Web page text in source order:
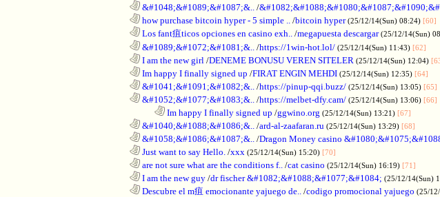
&#1048;&#1089;&#1087;&.. /
how purchase bitcoin hyper - 5 simple .. /bitcoin hyper (25/12/14(Sun) 08:24) [60]
Los fant疽ticos opciones en casino exh.. /megapuesta descargar (25/12/14(Sun)
&#1089;&#1072;&#1081;&.. /https://1win-hot.lol/ (25/12/14(Sun) 11:43) [62]
I am the new girl /DENEME BONUSU VEREN SITELER (25/12/14(Sun) 12:04)
Im happy I finally signed up /FIRAT ENGIN MEHDI (25/12/14(Sun) 12:35) [64]
&#1041;&#1091;&#1082;&.. /https://pinup-qqi.buzz/ (25/12/14(Sun) 13:05) [65]
&#1052;&#1077;&#1083;&.. /https://melbet-dfy.cam/ (25/12/14(Sun) 13:06) [66]
Im happy I finally signed up /ggwino.org (25/12/14(Sun) 13:21) [67]
&#1040;&#1088;&#1086;&.. /ard-al-zaafaran.ru (25/12/14(Sun) 13:29) [68]
&#1058;&#1086;&#1087;&.. /Dragon Money casino
Just want to say Hello. /xxx (25/12/14(Sun) 15:20) [70]
are not sure what are the conditions f.. /cat casino (25/12/14(Sun) 16:19) [71]
I am the new guy /dr fischer &#1082;&#1088;&#1077;&#1084; (25/12/14(Sun)
Descubre el m疽 emocionante yajuego de.. /codigo promocional yajuego (25/